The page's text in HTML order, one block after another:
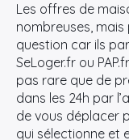
Les offres de
nombreuses,
question car ils
SeLoger.fr ou
pas rare que de
dans les 24h par
de vous déplacer
qui sélectionne et